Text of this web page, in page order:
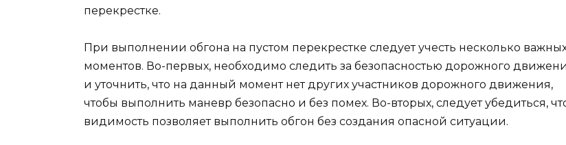
перекрестке.
При выполнении обгона на пустом перекрестке следует учесть несколько
моментов. Во-первых, необходимо следить за безопасностью дорожного
и уточнить, что на данный момент нет других участников дорожного движения,
чтобы выполнить маневр безопасно и без помех. Во-вторых, следует убедиться,
видимость позволяет выполнить обгон без создания опасной ситуации.